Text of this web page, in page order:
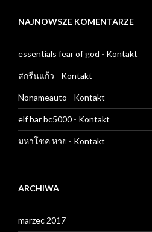
NAJNOWSZE KOMENTARZE
essentials fear of god - Kontakt
สกรีนแก้ว - Kontakt
Nonameauto - Kontakt
elf bar bc5000 - Kontakt
มหาโชค หวย - Kontakt
ARCHIWA
marzec 2017